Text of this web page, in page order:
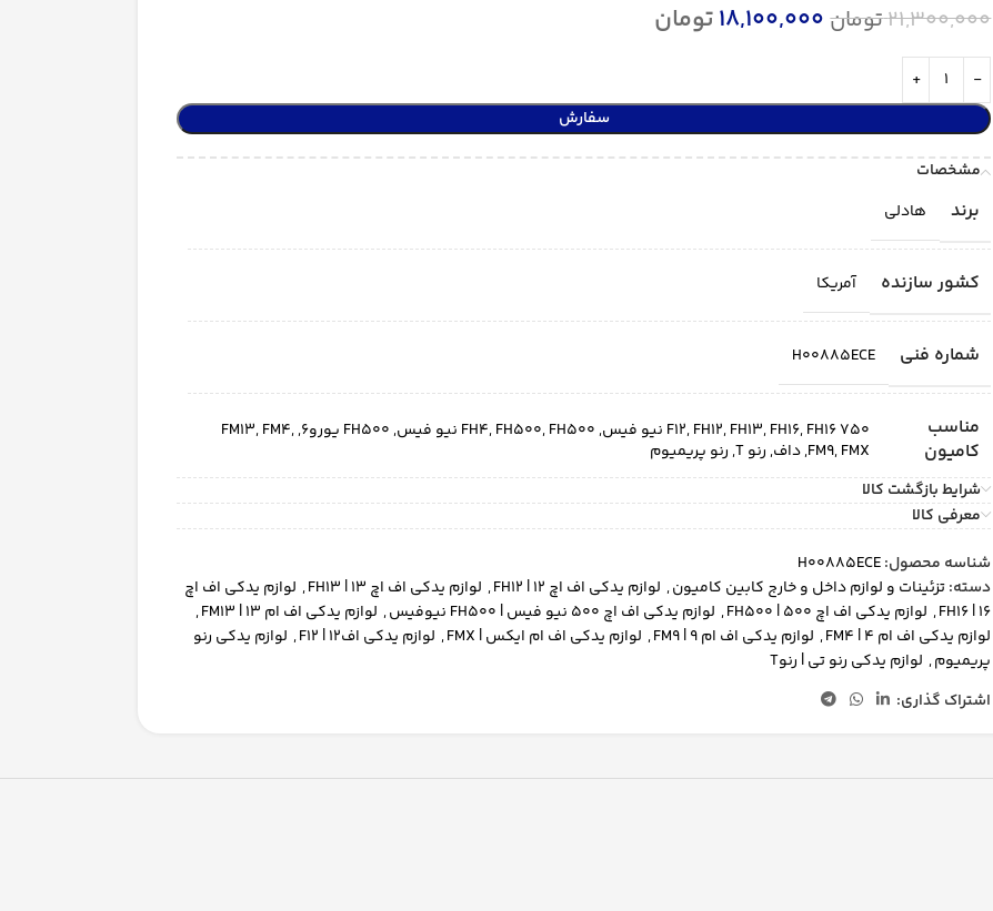
21,300,000تومان 18,100,000تومان
سفارش
مشخصات
برند هادلی
کشور سازنده آمریکا
شماره فنی H00885ECE
مناسب
کامیون
F12,FH12,FH13,FH16,FH16 750 نیو فیس ,
FH4,FH500,FH500 نیو فیس ,FH500 یورو6 ,
FM13,FM4,
FM9,FMX
,داف,رنو T ,رنو پریمیوم
شرایط بازگشت کالا
معرفی کالا
شناسه محصول:H00885ECE
دسته:تزئینات و لوازم داخل و خارج کابین کامیون, لوازم یدکی اف اچ 12 | FH12 , لوازم یدکی اف اچ 13 | FH13 , لوازم یدکی اف اچ
16 | FH16
, لوازم یدکی اف اچ 500 | FH500 , لوازم یدکی اف اچ 500 نیو فیس | FH500 نیوفیس , لوازم یدکی اف ام 13 | FM13
,
لوازم یدکی اف ام 4 | FM4
, لوازم یدکی اف ام 9 | FM9 , لوازم یدکی اف ام ایکس | FMX , لوازم یدکی اف12 | F12 , لوازم یدکی رنو
پریمیوم, لوازم یدکی رنو تی | رنوT
اشتراک گذاری: